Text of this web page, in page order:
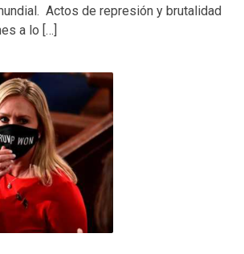
Actos de represión y brutalidad
a lo […]